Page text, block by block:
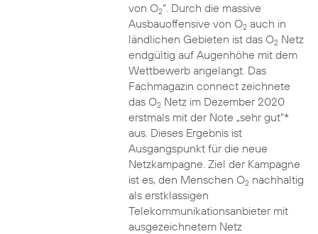
von O2“. Durch die massive
Ausbauoffensive von O2auch in
ländlichen Gebieten ist das O2Netz
endgültig auf Augenhöhe mit dem
Wettbewerb angelangt. Das
Fachmagazin connect zeichnete
das O2Netz im Dezember 2020
erstmals mit der Note „sehr gut“*
aus. Dieses Ergebnis ist
Ausgangspunkt für die neue
Netzkampagne. Ziel der Kampagne
ist es, den Menschen O2nachhaltig
als erstklassigen
Telekommunikationsanbieter mit
ausgezeichnetem Netz